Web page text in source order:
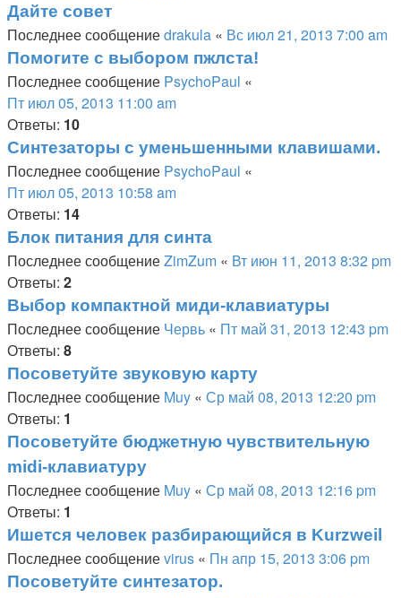
Дайте совет
Последнее сообщениеdrakula « Вс июл 21, 2013 7:00 am
Помогите с выбором пжлста!
Последнее сообщение PsychoPaul «
Пт июл 05, 2013 11:00 am
Ответы: 10
Синтезаторы с уменьшенными клавишами.
Последнее сообщение PsychoPaul «
Пт июл 05, 2013 10:58 am
Ответы: 14
Блок питания для синта
Последнее сообщениеZimZum « Вт июн 11, 2013 8:32 pm
Ответы: 2
Выбор компактной миди-клавиатуры
Последнее сообщение Червь « Пт май 31, 2013 12:43 pm
Ответы: 8
Посоветуйте звуковую карту
Последнее сообщение Muy « Ср май 08, 2013 12:20 pm
Ответы: 1
Посоветуйте бюджетную чувствительную
midi-клавиатуру
Последнее сообщение Muy « Ср май 08, 2013 12:16 pm
Ответы: 1
Ишется человек разбирающийся в Kurzweil
Последнее сообщениеvirus « Пн апр 15, 2013 3:06 pm
Посоветуйте синтезатор.